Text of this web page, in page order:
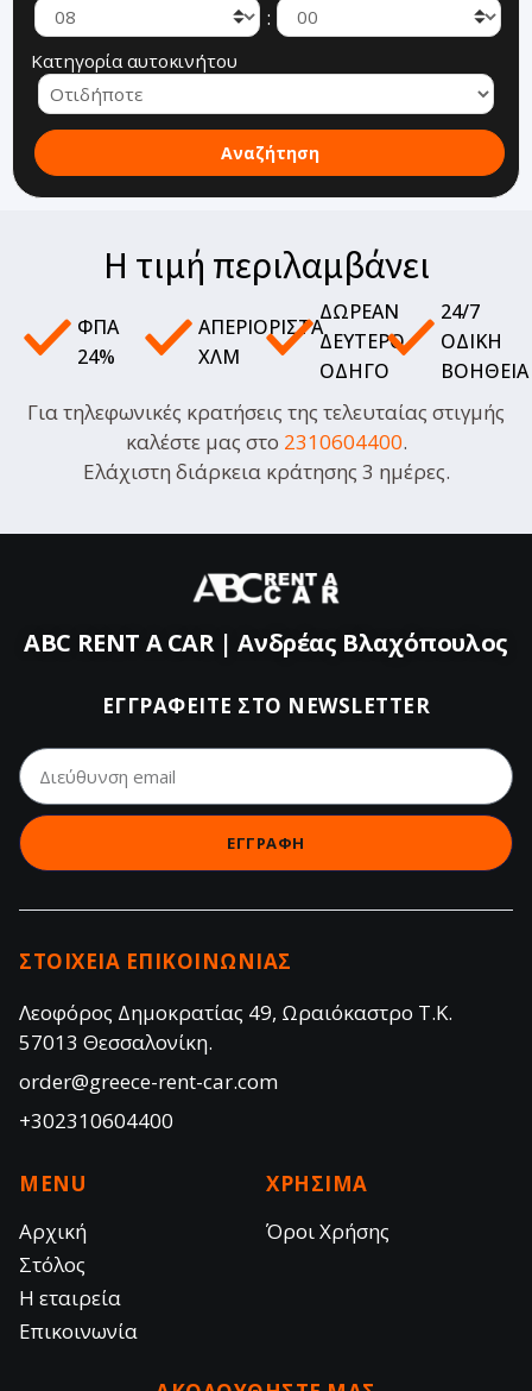
:
Κατηγορία αυτοκινήτου
Η τιμή περιλαμβάνει
ΦΠΑ
24%
ΑΠΕΡΙΌΡΙΣΤΑ
ΧΛΜ
ΔΩΡΕΆΝ
ΔΕΎΤΕΡΟ
ΟΔΗΓΌ
24/7
ΟΔΙΚΉ
ΒΟΉΘΕΙΑ
Για τηλεφωνικές κρατήσεις της τελευταίας στιγμής
καλέστε μας στο 2310604400.
Ελάχιστη διάρκεια κράτησης 3 ημέρες.
ABC RENT A CAR | Aνδρέας Βλαχόπουλος
ΕΓΓΡΑΦΕΊΤΕ ΣΤΟ NEWSLETTER
ΕΓΓΡΑΦΗ
ΣΤΟΙΧΕΙΑ ΕΠΙΚΟΙΝΩΝΙΑΣ
Λεοφόρος Δημοκρατίας 49, Ωραιόκαστρο Τ.Κ.
57013 Θεσσαλονίκη.
order@greece-rent-car.com
+302310604400
MENU
Αρχική
Στόλος
Η εταιρεία
Επικοινωνία
ΧΡΗΣΙΜΑ
Όροι Χρήσης